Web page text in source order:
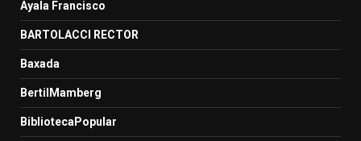
Ayala Francisco
BARTOLACCI RECTOR
Baxada
BertilMamberg
BibliotecaPopular